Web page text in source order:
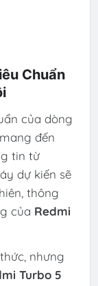
Chuẩn
của dòng
đến
tin từ
dự kiến sẽ
thông
của Redmi
nhưng
Turbo 5